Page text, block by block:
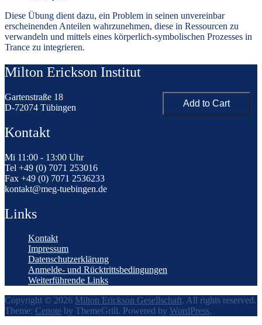
Diese Übung dient dazu, ein Problem in seinen unvereinbar
erscheinenden Anteilen wahrzunehmen, diese in Ressourcen zu
verwandeln und mittels eines körperlich-symbolischen Prozesses in
Trance zu integrieren.
Milton Erickson Institut
Gartenstraße 18
D-72074 Tübingen
Kontakt
Mi 11:00 - 13:00 Uhr
Tel +49 (0) 7071 253016
Fax +49 (0) 7071 2536233
kontakt@meg-tuebingen.de
Links
Kontakt
Impressum
Datenschutzerklärung
Anmelde- und Rücktrittsbedingungen
Weiterführende Links
Copyright © 2026 Milton Erickson Gesellschaft. All rights reserved.
Theme: Cenote by ThemeGrill. Powered by WordPress.